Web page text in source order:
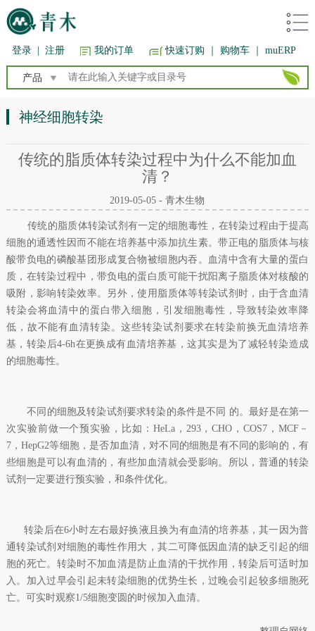
登录 注册 我的订单 快速订购 ｜ 购物车 ｜ muERP
产品
神经细胞转染
传统的脂质体转染过程中为什么不能加血
清？
2019-05-05 - 青木生物
传统的脂质体转染试剂有一定的细胞毒性，在转染过程由于提高
细胞的通透性因而不能在培养基中添加抗生素。带正电的脂质体与核
酸带负电的磷酸基团形成复合物被细胞内吞。血清中含有大量的蛋白
质，在转染过程中，带负电的蛋白质可能干扰阳离子脂质体对核酸的
吸附，影响转染效率。另外，使用脂质体等转染试剂时，由于含血清
转染会将血清中的蛋白带入细胞，引发细胞毒性，导致转染效率降
低，故不能有血清转染。这些转染试剂要求在转染前换无血清培养
基，转染后4-6h在更换成有血清培养基，这其实是为了减轻转染造成
的细胞毒性。
不同的细胞及转染试剂要求转染的条件是不同 的。最好是在第一
次实验前做一个预实验，比如：HeLa，293，CHO，COS7，MCF－
7，HepG2等细胞，是否加血清，对不同的细胞是有不同的影响的，有
些细胞是可以有血清的，有些加血清就会受影响。所以，普通的转染
试剂一定要进行预实验，和条件优化。
转染后在6小时左右最好换液且换为有血清的培养基，其一因为普
通转染试剂对细胞的毒性作用大，其二可降低因血清的缺乏引起的细
胞的死亡。转染时不加血清是防止血清的干扰作用，转染后可适时加
入。加入过早会引起未转染细胞的优势生长，过晚会引起较多细胞死
亡。可实时观察1/5细胞变圆的时候加入血清。